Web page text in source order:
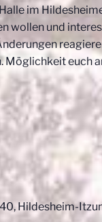
im
wollen und
Möglichkeit euch
Hildesheim-